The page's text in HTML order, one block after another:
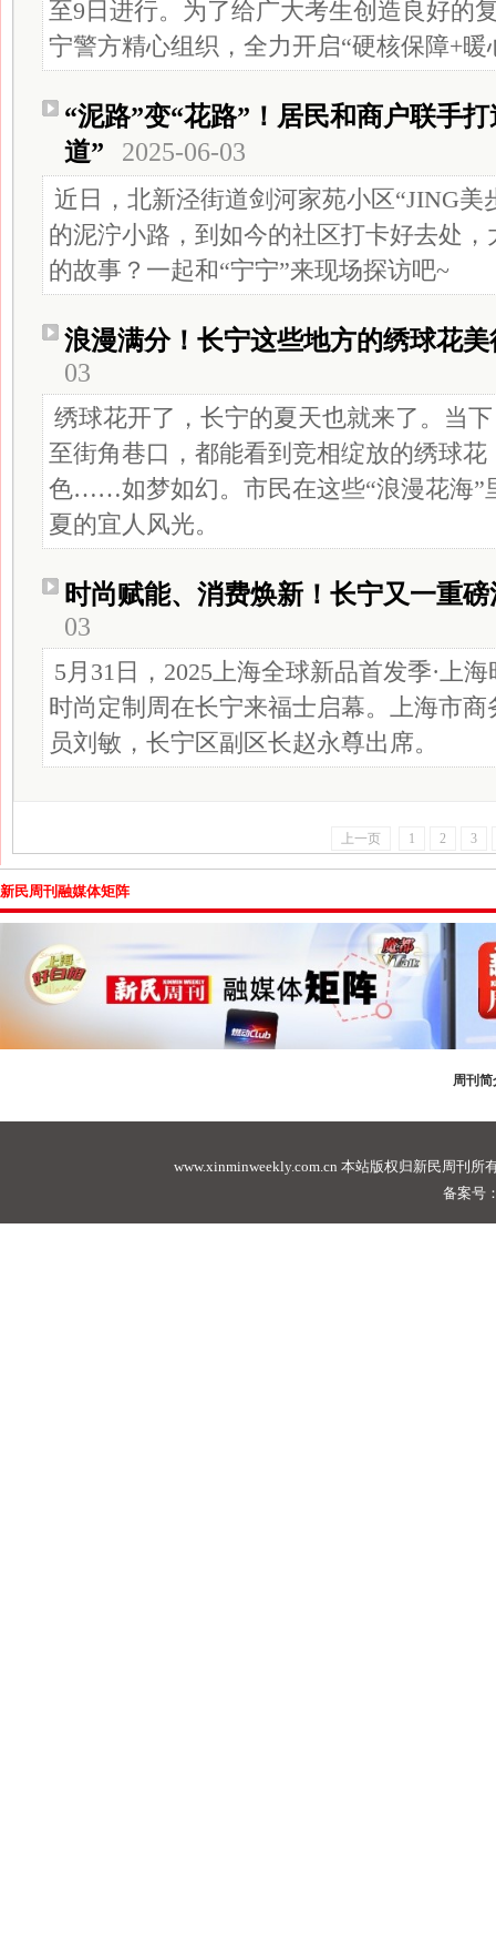
至9日进行。为了给广大考生创造良好的
宁警方精心组织，全力开启“硬核保障+
“泥路”变“花路”！居民和商户联手
道”
2025-06-03
近日，北新泾街道剑河家苑小区“JING美
的泥泞小路，到如今的社区打卡好去处
的故事？一起和“宁宁”来现场探访吧~
浪漫满分！长宁这些地方的绣球花
03
绣球花开了，长宁的夏天也就来了。当
至街角巷口，都能看到竞相绽放的绣球
色……如梦如幻。市民在这些“浪漫花海”
夏的宜人风光。
时尚赋能、消费焕新！长宁又一重
03
5月31日，2025上海全球新品首发季·上
时尚定制周在长宁来福士启幕。上海市
员刘敏，长宁区副区长赵永尊出席。
上一页 1 2 3
新民周刊融媒体矩阵
周刊简
www.xinminweekly.com.cn 本站版权归新民周刊所
备案号